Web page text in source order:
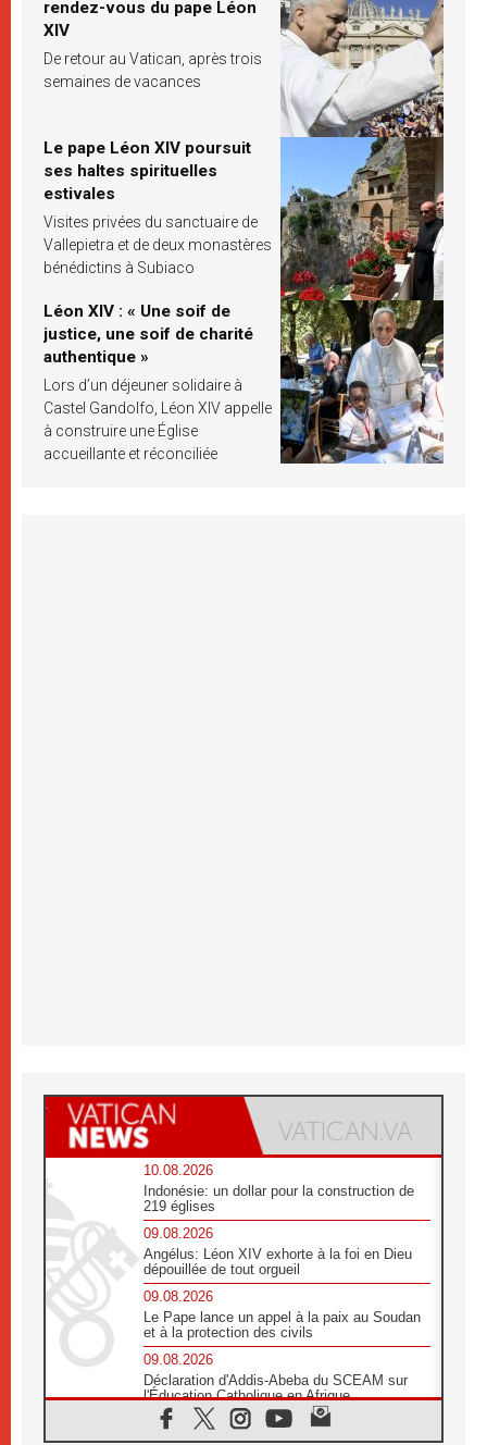
rendez-vous du pape Léon
XIV
De retour au Vatican, après trois
semaines de vacances
Le pape Léon XIV poursuit
ses haltes spirituelles
estivales
Visites privées du sanctuaire de
Vallepietra et de deux monastères
bénédictins à Subiaco
Léon XIV : « Une soif de
justice, une soif de charité
authentique »
Lors d’un déjeuner solidaire à
Castel Gandolfo, Léon XIV appelle
à construire une Église
accueillante et réconciliée
10.08.2026
Indonésie: un dollar pour la construction de
219 églises
09.08.2026
Angélus: Léon XIV exhorte à la foi en Dieu
dépouillée de tout orgueil
09.08.2026
Le Pape lance un appel à la paix au Soudan
et à la protection des civils
09.08.2026
Déclaration d'Addis-Abeba du SCEAM sur
l'Éducation Catholique en Afrique
08.08.2026